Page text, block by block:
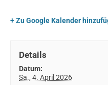
+ Zu Google Kalender
Details
Datum:
Sa., 4. April 2026